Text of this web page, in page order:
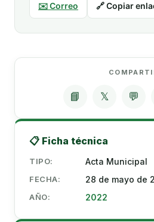
✉️ Correo 🔗 Copiar
📘 𝕏 💬
📋 Ficha técnica
TIPO: Acta Municipal
FECHA: 28 de mayo de
AÑO: 2022